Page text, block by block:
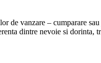
de vanzare – cumparare
dintre nevoie si dorinta,